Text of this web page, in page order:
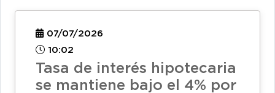
07/07/2026
10:02
Tasa de interés hipotecaria
se mantiene bajo el 4% por